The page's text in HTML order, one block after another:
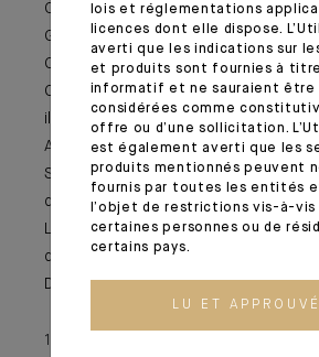
Corée puis devient Responsable
Générale en Chine (2002-2007).
Crédit Agricole en 2007, en tant
Officer de Crédit Agricole CIB Japon.
il devient Senior Regional Officer
André Poirier est Senior Regional
Senior Country Officer Etats-Unis de
de janvier 2016 à décembre
Langues O’ (japonais), Marc-André
d’un MBA de HEC Paris. Il est
Director Program (CDC) de la Harvard
14 décembre 2022
lois et réglementations
licences dont elle dispose.
averti que les indications sur
et produits sont fournies à
informatif et ne sauraient être
considérées comme
offre ou d’une sollicitation.
est également averti que les
produits mentionnés peuvent
fournis par toutes les entités
l’objet de restrictions vis-à-vis
certaines personnes ou de
certains pays.
LU ET APPROUVÉ